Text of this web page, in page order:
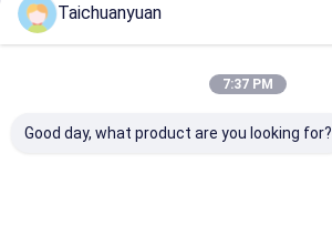
Συνιστώμενα Προϊόντα
Taichuanyuan
7:37 PM
Good day, what product are you looking for?